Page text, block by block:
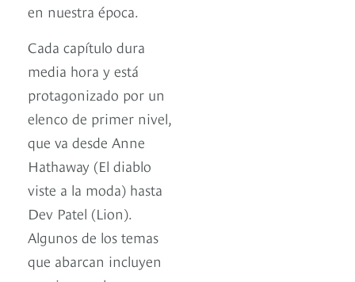
en nuestra época.
Cada capítulo dura
media hora y está
protagonizado por un
elenco de primer nivel,
que va desde Anne
Hathaway (El diablo
viste a la moda) hasta
Dev Patel (Lion).
Algunos de los temas
que abarcan incluyen